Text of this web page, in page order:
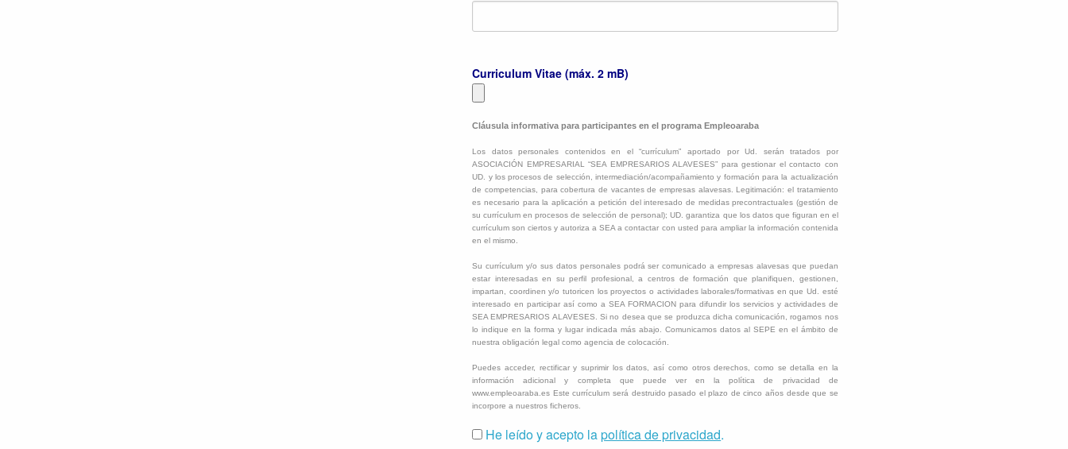
Curriculum Vitae (máx. 2 mB)
Cláusula informativa para participantes en el programa Empleoaraba
Los datos personales contenidos en el “currículum” aportado por Ud. serán tratados por
ASOCIACIÓN EMPRESARIAL “SEA EMPRESARIOS ALAVESES” para gestionar el contacto con
UD. y los procesos de selección, intermediación/acompañamiento y formación para la actualización
de competencias, para cobertura de vacantes de empresas alavesas. Legitimación: el tratamiento
es necesario para la aplicación a petición del interesado de medidas precontractuales (gestión de
su currículum en procesos de selección de personal); UD. garantiza que los datos que figuran en el
currículum son ciertos y autoriza a SEA a contactar con usted para ampliar la información contenida
en el mismo.
Su currículum y/o sus datos personales podrá ser comunicado a empresas alavesas que puedan
estar interesadas en su perfil profesional, a centros de formación que planifiquen, gestionen,
impartan, coordinen y/o tutoricen los proyectos o actividades laborales/formativas en que Ud. esté
interesado en participar así como a SEA FORMACION para difundir los servicios y actividades de
SEA EMPRESARIOS ALAVESES. Si no desea que se produzca dicha comunicación, rogamos nos
lo indique en la forma y lugar indicada más abajo. Comunicamos datos al SEPE en el ámbito de
nuestra obligación legal como agencia de colocación.
Puedes acceder, rectificar y suprimir los datos, así como otros derechos, como se detalla en la
información adicional y completa que puede ver en la política de privacidad de
www.empleoaraba.es Este currículum será destruido pasado el plazo de cinco años desde que se
incorpore a nuestros ficheros.
He leído y acepto lapolítica de privacidad.